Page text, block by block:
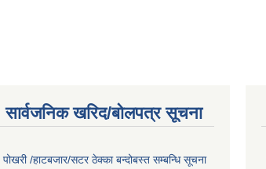
सार्वजनिक खरिद/बोलपत्र सूचना
पोखरी /हाटबजार/सटर ठेक्का बन्दोबस्त सम्बन्धि सूचना